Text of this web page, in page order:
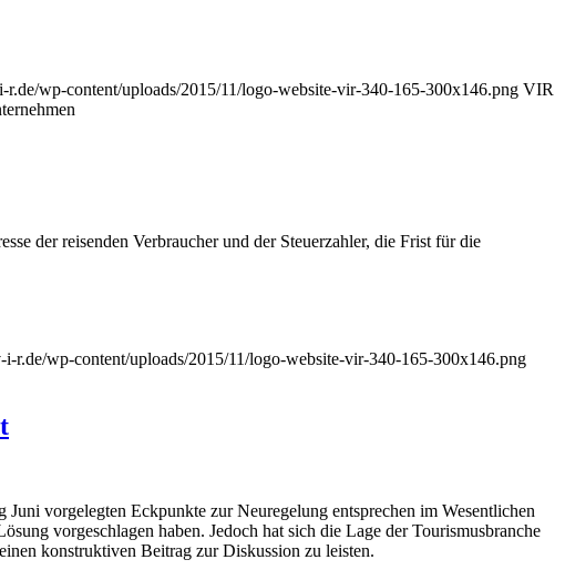
r.de/wp-content/uploads/2015/11/logo-website-vir-340-165-300x146.png VIR
der reisenden Verbraucher und der Steuerzahler, die Frist für die
i-r.de/wp-content/uploads/2015/11/logo-website-vir-340-165-300x146.png
vorgelegten Eckpunkte zur Neuregelung entsprechen im Wesentlichen
vorgeschlagen haben. Jedoch hat sich die Lage der Tourismusbranche
konstruktiven Beitrag zur Diskussion zu leisten.